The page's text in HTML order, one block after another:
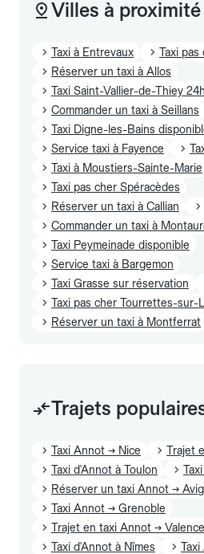
Villes à proximité
Taxi à Entrevaux
Taxi
Réserver un taxi à Allos
Taxi Saint-Vallier-de-Thiey
Commander un taxi à Seillans
Taxi Digne-les-Bains
Service taxi à Fayence
Taxi à Moustiers-Sainte-Marie
Taxi pas cher Spéracèdes
Réserver un taxi à Callian
Commander un taxi à
Taxi Peymeinade disponible
Service taxi à Bargemon
Taxi Grasse sur réservation
Taxi pas cher Tourrettes-sur-
Réserver un taxi à Montferrat
Trajets
Taxi Annot → Nice
Trajet
Taxi d'Annot à Toulon
Réserver un taxi Annot →
Taxi Annot → Grenoble
Trajet en taxi Annot → Valence
Taxi d'Annot à Nîmes